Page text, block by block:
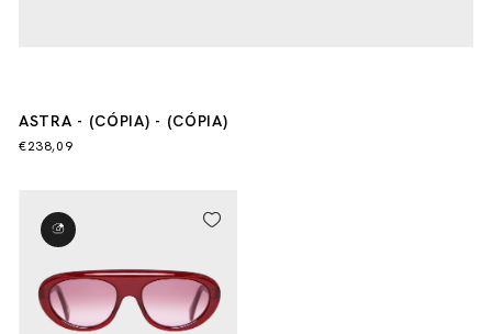
ASTRA - (CÓPIA) - (CÓPIA)
€238,09